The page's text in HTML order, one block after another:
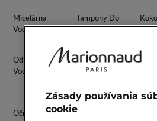
Micelárna
Voda
Tampony Do
Vody
Voda
Odličovacia
Voda
Voda Na
Vlasy
Očný Krém Ultra Male
Zásady používania
cookie